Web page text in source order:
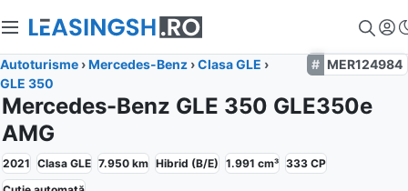
Autoturisme ›Mercedes-Benz ›Clasa GLE ›
GLE 350
MER124984
Mercedes-Benz GLE 350 GLE350e
AMG
2021 Clasa GLE 7.950 km Hibrid (B/E) 1.991 cm³ 333 CP